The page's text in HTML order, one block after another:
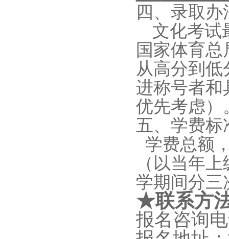
四、录取办
文化考试
国家体育
从高分到
进称号者和
优先考虑）
五、学费标
学费总额
（以当年
学期间分三
★联系方
报名 咨询